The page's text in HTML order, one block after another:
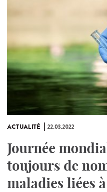
ACTUALITÉ 22.03.2022
Journée
toujours de
maladies liées à